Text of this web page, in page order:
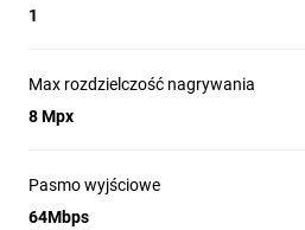
1
Max rozdzielczość nagrywania
8 Mpx
Pasmo wyjściowe
64Mbps